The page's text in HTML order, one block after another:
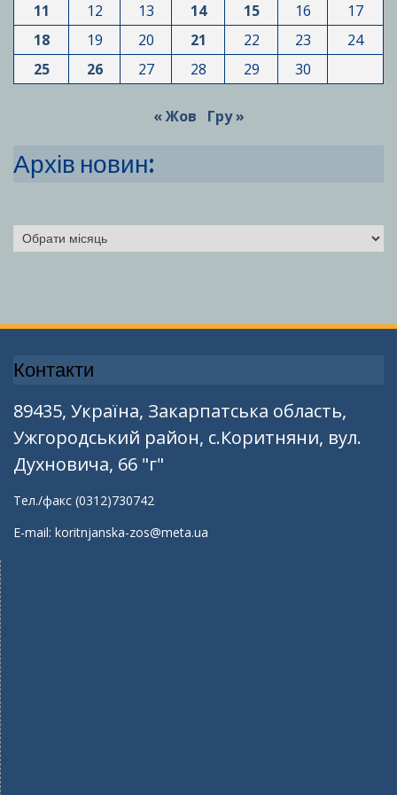
11
12 13 14 15 16
17
18
19 20 21 22 23
24
25
26 27 28 29 30
« Жов Гру »
Архів новин:
Архіви
Контакти
89435, Україна, Закарпатська область,
Ужгородський район, с.Коритняни, вул.
Духновича, 66 "г"
Тел./факс (0312)730742
E-mail: koritnjanska-zos@meta.ua